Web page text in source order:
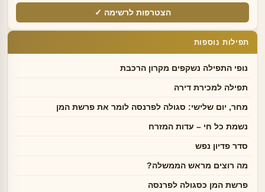
הצטרפות לרשימה ✓
תפילות נוספות
נופי התפילה נשקפים מקרון הרכבת
תפילה למכירת דירה
מחר, יום שלישי: סגולה לפרנסה לומר את פרשת המן
נשמת כל חי – עדות המזרח
סדר פדיון נפש
מה רוצים מראש הממשלה?
פרשת המן כסגולה לפרנסה